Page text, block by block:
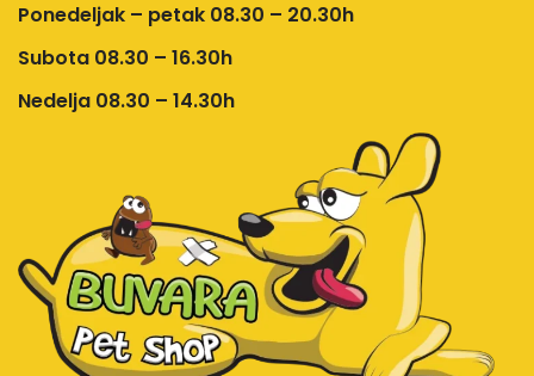
Ponedeljak – petak 08.30 – 20.30h
Subota 08.30 – 16.30h
Nedelja 08.30 – 14.30h